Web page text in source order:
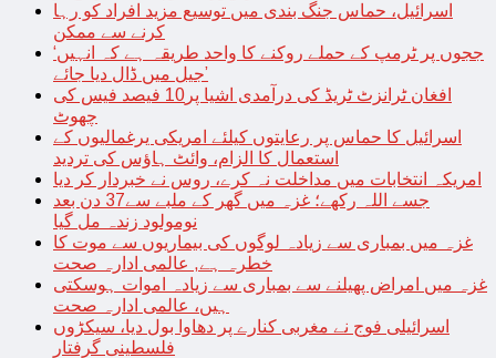
اسرائیل، حماس جنگ بندی میں توسیع مزید افراد کو رہا
کرنے سے ممکن
‘ججوں پر ٹرمپ کے حملے روکنے کا واحد طریقہ ہے کہ انہیں
جیل میں ڈال دیا جائے’
افغان ٹرانزٹ ٹریڈ کی درآمدی اشیا پر10 فیصد فیس کی
چھوٹ
اسرائیل کا حماس پر رعایتوں کیلئے امریکی یرغمالیوں کے
استعمال کا الزام، وائٹ ہاؤس کی تردید
امریکہ انتخابات میں مداخلت نہ کرے، روس نے خبردار کر دیا
جسے اللہ رکھے؛ غزہ میں گھر کے ملبے سے37 دن بعد
نومولود زندہ مل گیا
غزہ میں بمباری سے زیادہ لوگوں کی بیماریوں سے موت کا
خطرہ ہے, عالمی ادارہ صحت
غزہ میں امراض پھیلنے سے بمباری سے زیادہ اموات ہوسکتی
ہیں، عالمی ادارہ صحت
اسرائیلی فوج نے مغربی کنارے پر دھاوا بول دیا، سیکڑوں
فلسطینی گرفتار